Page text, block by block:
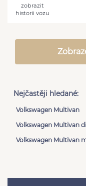
zobrazit
historii vozu
Nejčastěji hledané:
Volkswagen Multivan
Volkswagen Multivan
Volkswagen Multivan